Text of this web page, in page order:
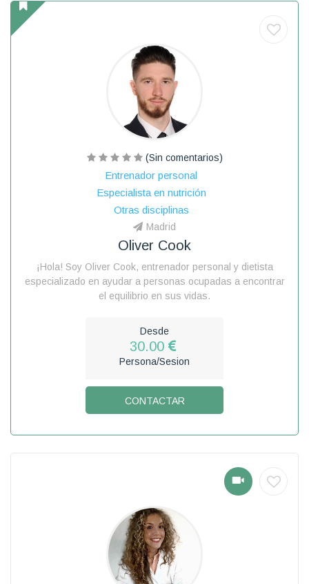
(Sin comentarios)
Entrenador personal
Especialista en nutrición
Otras disciplinas
Madrid
Oliver Cook
¡Hola! Soy Oliver Cook, entrenador personal y dietista
especializado en ayudar a personas ocupadas a encontrar
el equilibrio en sus vidas.
Desde
30.00
Persona/Sesion
CONTACTAR